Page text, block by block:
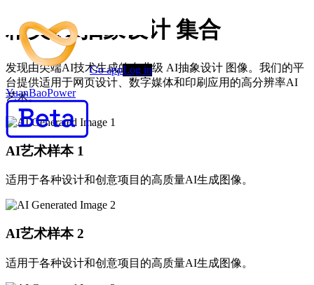
YuanBaoPower
Go appLog in
精美 AI抽象设计 集合
发现由尖端AI技术生成的专业级 AI抽象设计 图像。我们的平
台提供适用于网页设计、数字媒体和印刷应用的高分辨率AI
艺术。
AI艺术样本 1
适用于各种设计和创意项目的高质量AI生成图像。
AI艺术样本 2
适用于各种设计和创意项目的高质量AI生成图像。